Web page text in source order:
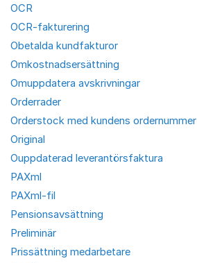
OCR
OCR-fakturering
Obetalda kundfakturor
Omkostnadsersättning
Omuppdatera avskrivningar
Orderrader
Orderstock med kundens ordernummer
Original
Ouppdaterad leverantörsfaktura
PAXml
PAXml-fil
Pensionsavsättning
Preliminär
Prissättning medarbetare